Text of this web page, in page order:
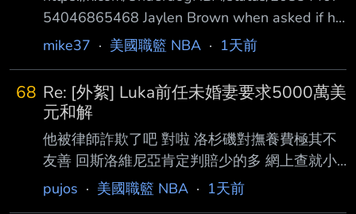
54046865468 Jaylen Brown when asked if he
has talked to Jayson Tatum since being traded
問到被交易到費城後是否與 Jayson Tatum 談過
話時回答： 「沒有。」 自從交易到現在也一個
月以上了，連通電話都沒有嗎？ -- 既然大家都
說是沒有，那我
mike37 · 美國職籃 NBA · 1天前
68 Re: [外絮] Luka前任未婚妻要求5000萬美
元和解
他被律師詐欺了吧 對啦 洛杉磯對撫養費極其不
友善 回斯洛維尼亞肯定判賠少的多 網上查就小
孩生活需求 再往上加一點符合父母階級 一個月
pujos · 美國職籃 NBA · 1天前